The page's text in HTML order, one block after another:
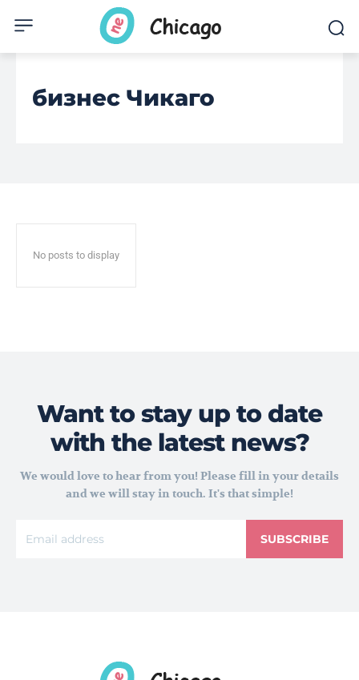
бизнес Чикаго
No posts to display
Want to stay up to date
with the latest news?
We would love to hear from you! Please fill in your details
and we will stay in touch. It's that simple!
SUBSCRIBE